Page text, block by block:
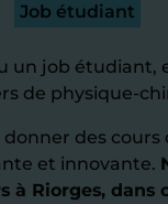
Job étudiant
un job étudiant,
de physique-
des
et innovante.
à Riorges, dans